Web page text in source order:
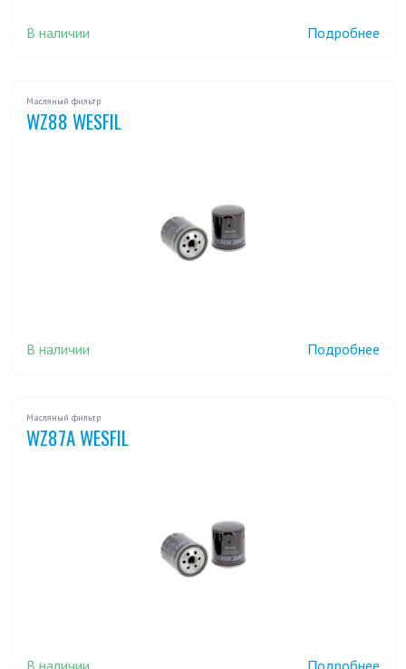
В наличии Подробнее
Масляный фильтр
WZ88 WESFIL
В наличии Подробнее
Масляный фильтр
WZ87A WESFIL
В наличии Подробнее